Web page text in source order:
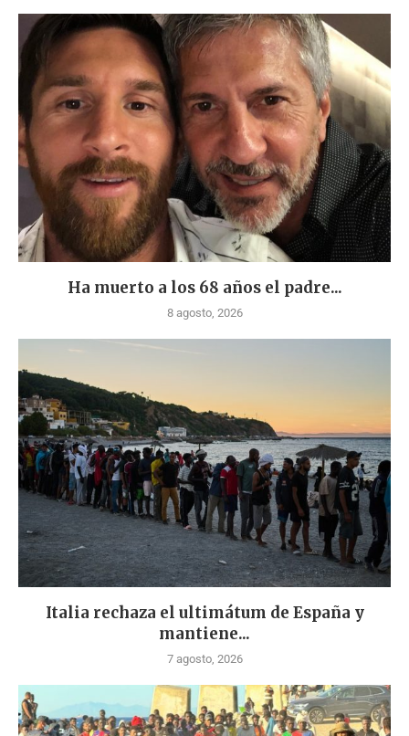
Ha muerto a los 68 años el padre...
8 agosto, 2026
Italia rechaza el ultimátum de España y
mantiene...
7 agosto, 2026